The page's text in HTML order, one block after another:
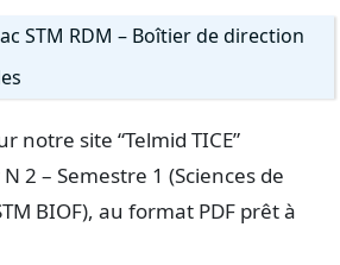
STM RDM – Boîtier de direction
notre site “Telmid TICE”
2 – Semestre 1 (Sciences de
BIOF), au format PDF prêt à